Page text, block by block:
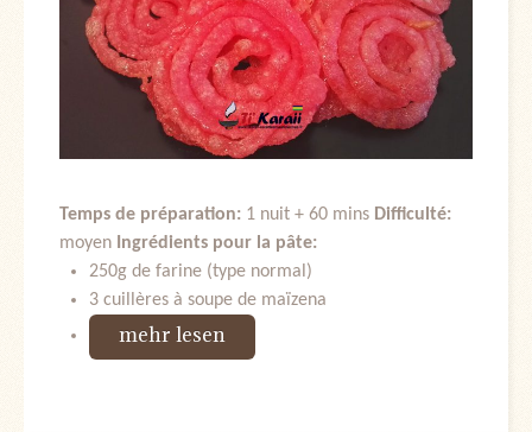
Temps de préparation: 1 nuit + 60 mins Difficulté:
moyen Ingrédients pour la pâte:
250g de farine (type normal)
3 cuillères à soupe de maïzena
mehr lesen